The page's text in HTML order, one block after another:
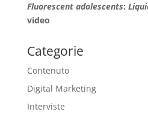
Fluorescent adolescents:
video
Categorie
Contenuto
Digital Marketing
Interviste